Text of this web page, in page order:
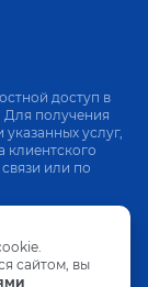
доступ в
Для получения
услуг,
клиентского
или по
сайтом, вы